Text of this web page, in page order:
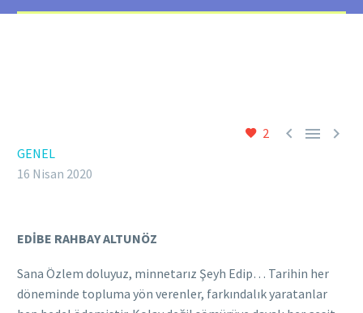
2   
GENEL
16 Nisan 2020
EDİBE RAHBAY ALTUNÖZ
Sana Özlem doluyuz, minnetarız Şeyh Edip… Tarihin her
döneminde topluma yön verenler, farkındalık yaratanlar